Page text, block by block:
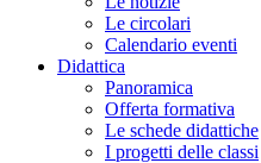
Le circolari
Calendario eventi
Didattica
Panoramica
Offerta formativa
Le schede didattiche
I progetti delle classi